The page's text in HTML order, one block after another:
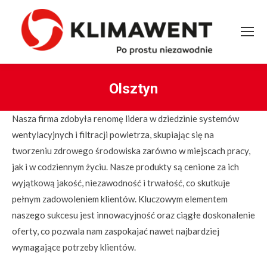
Olsztyn
Nasza firma zdobyła renomę lidera w dziedzinie systemów
wentylacyjnych i filtracji powietrza, skupiając się na
tworzeniu zdrowego środowiska zarówno w miejscach pracy,
jak i w codziennym życiu. Nasze produkty są cenione za ich
wyjątkową jakość, niezawodność i trwałość, co skutkuje
pełnym zadowoleniem klientów. Kluczowym elementem
naszego sukcesu jest innowacyjność oraz ciągłe doskonalenie
oferty, co pozwala nam zaspokajać nawet najbardziej
wymagające potrzeby klientów.